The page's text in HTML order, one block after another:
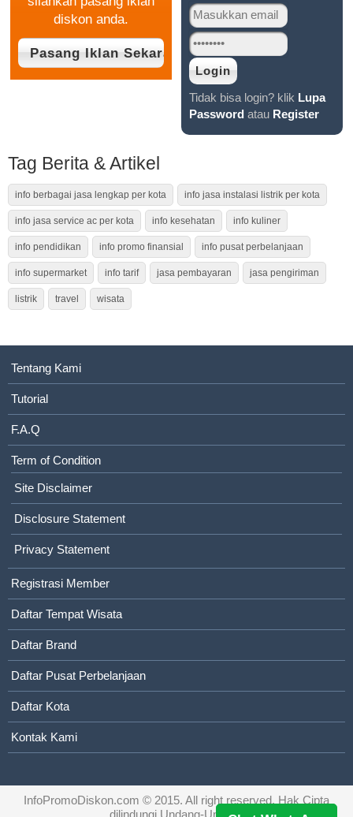
diskon anda.
Tidak bisa login? klik Lupa
Password atau Register
Tag Berita & Artikel
info berbagai jasa lengkap per kota info jasa instalasi listrik per kota
info jasa service ac per kota info kesehatan info kuliner
info pendidikan info promo finansial info pusat perbelanjaan
info supermarket info tarif jasa pembayaran jasa pengiriman
listrik travel wisata
Tentang Kami
Tutorial
F.A.Q
Term of Condition
Site Disclaimer
Disclosure Statement
Privacy Statement
Registrasi Member
Daftar Tempat Wisata
Daftar Brand
Daftar Pusat Perbelanjaan
Daftar Kota
Kontak Kami
InfoPromoDiskon.com © 2015. All right reserved. Hak Cipta
dilindungi Undang-Undang